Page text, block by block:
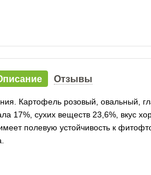
Отзывы
Картофель розовый, овальный,
17%, сухих веществ 23,6%, вкус
полевую устойчивость к